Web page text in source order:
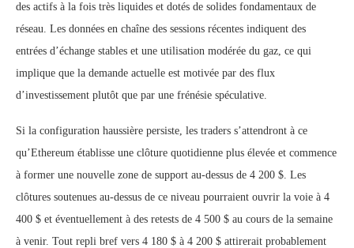
des actifs à la fois très liquides et dotés de solides fondamentaux de
réseau. Les données en chaîne des sessions récentes indiquent des
entrées d’échange stables et une utilisation modérée du gaz, ce qui
implique que la demande actuelle est motivée par des flux
d’investissement plutôt que par une frénésie spéculative.
Si la configuration haussière persiste, les traders s’attendront à ce
qu’Ethereum établisse une clôture quotidienne plus élevée et commence
à former une nouvelle zone de support au-dessus de 4 200 $. Les
clôtures soutenues au-dessus de ce niveau pourraient ouvrir la voie à 4
400 $ et éventuellement à des retests de 4 500 $ au cours de la semaine
à venir. Tout repli bref vers 4 180 $ à 4 200 $ attirerait probablement